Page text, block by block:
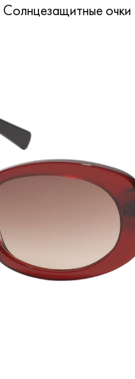
Солнцезащитные